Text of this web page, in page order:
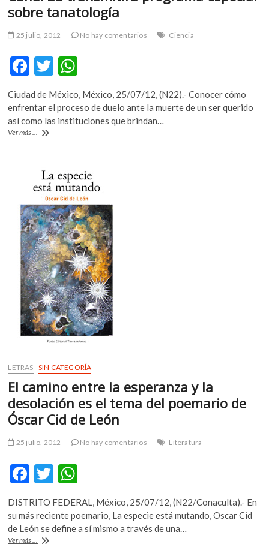
sobre tanatología
25 julio, 2012 No hay comentarios Ciencia
F
ac
e
b
o
k
T
w
itt
er
h
at
s
p
Ciudad de México, México, 25/07/12, (N22).- Conocer cómo
enfrentar el proceso de duelo ante la muerte de un ser querido
así como las instituciones que brindan…
Ver más ... Canal
especial
sobre
tanatología
LETRAS SIN CATEGORÍA
El camino entre la esperanza y la
desolación es el tema del poemario de
Óscar Cid de León
25 julio, 2012 No hay comentarios Literatura
F
e
b
T
itt
er
at
s
DISTRITO FEDERAL, México, 25/07/12, (N22/Conaculta).- En
su más reciente poemario, La especie está mutando, Oscar Cid
de León se define a sí mismo a través de una…
Ver más ... El